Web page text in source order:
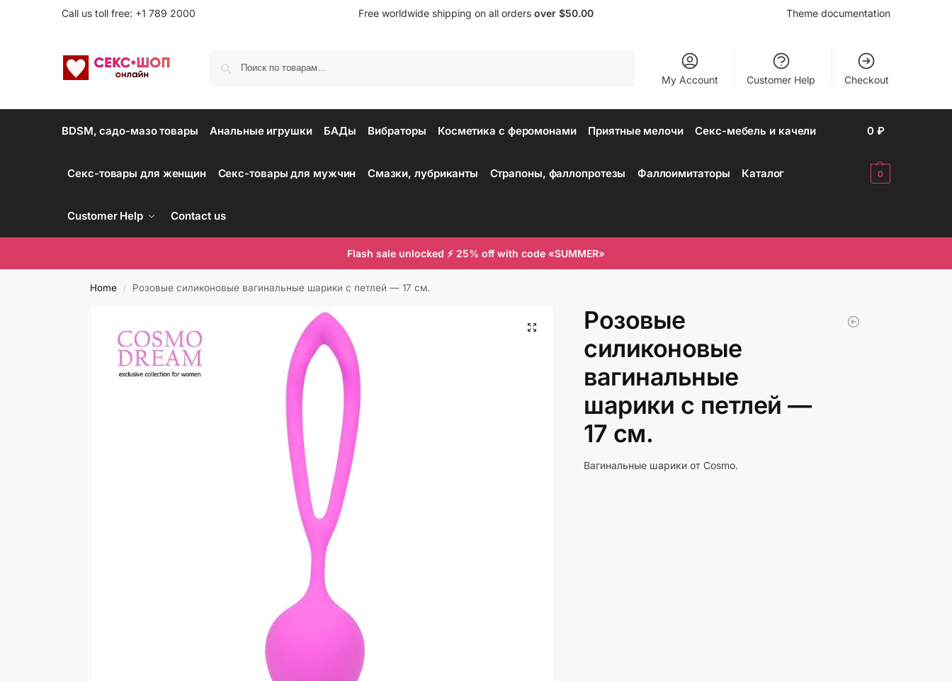
Call us toll free: +1 789 2000 Free worldwide shipping on all orders over $50.00 Theme documentation
My Account Customer Help Checkout
BDSM, садо-мазо товары Анальные игрушки БАДы Вибраторы Косметика с феромонами Приятные мелочи Секс-мебель и качели
Секс-товары для женщин Секс-товары для мужчин Смазки, лубриканты Страпоны, фаллопротезы Фаллоимитаторы Каталог
Customer Help Contact us
0 ₽
0
Flash sale unlocked ⚡ 25% off with code «SUMMER»
Home / Розовые силиконовые вагинальные шарики с петлей — 17 см.
Розовые
силиконовые
вагинальные
шарики с петлей —
17 см.
Вагинальные шарики от Cosmo.